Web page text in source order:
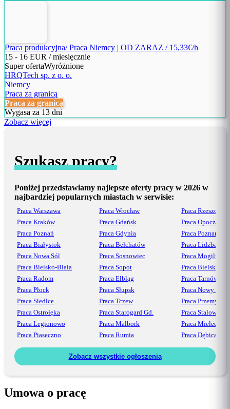
Praca produkcyjna/ Praca Niemcy | OD ZARAZ / 15,33€/h
15 - 16 EUR / miesięcznie
Super ofertaWyróżnione
HRQTech sp. z o. o.
Niemcy
Praca za granicą
Praca za granicą
Wygasa za 13 dni
Zobacz więcej
Szukasz pracy?
Poniżej przedstawiamy najlepsze oferty pracy w 2026 w
najbardziej popularnych miastach w serwisie:
Praca Warszawa
Praca Kraków
Praca Poznań
Praca Białystok
Praca Nowa Sól
Praca Bielsko-Biała
Praca Radom
Praca Płock
Praca Siedlce
Praca Ostrołęka
Praca Legionowo
Praca Piaseczno
Praca Wrocław
Praca Gdańsk
Praca Gdynia
Praca Bełchatów
Praca Sosnowiec
Praca Sopot
Praca Elbląg
Praca Słupsk
Praca Tczew
Praca Starogard Gd.
Praca Malbork
Praca Rumia
Praca Rzeszów
Praca Opoczno
Praca Poznań
Praca Lidzbark
Praca Mogilno
Praca Bielsko
Praca Tarnów
Praca Nowy Sącz
Praca Przemyśl
Praca Stalowa
Praca Mielec
Praca Dębica
Zobacz wszystkie ogłoszenia
Umowa o pracę